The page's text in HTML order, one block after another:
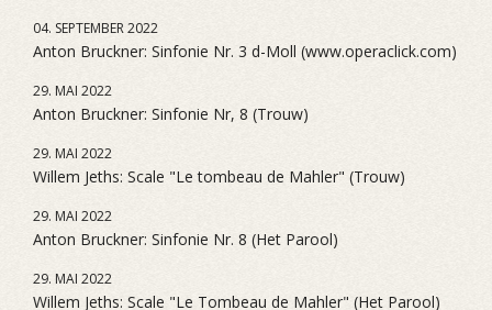
04. SEPTEMBER 2022
Anton Bruckner: Sinfonie Nr. 3 d-Moll (www.operaclick.com)
29. MAI 2022
Anton Bruckner: Sinfonie Nr, 8 (Trouw)
29. MAI 2022
Willem Jeths: Scale "Le tombeau de Mahler" (Trouw)
29. MAI 2022
Anton Bruckner: Sinfonie Nr. 8 (Het Parool)
29. MAI 2022
Willem Jeths: Scale "Le Tombeau de Mahler" (Het Parool)